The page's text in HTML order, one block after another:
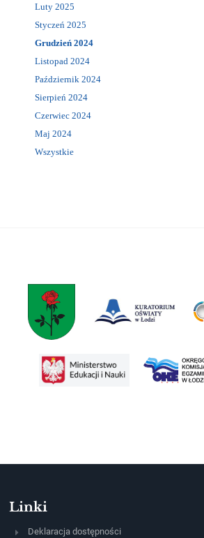
Luty 2025
Styczeń 2025
Grudzień 2024
Listopad 2024
Październik 2024
Sierpień 2024
Czerwiec 2024
Maj 2024
Wszystkie
Linki
Deklaracja dostępności